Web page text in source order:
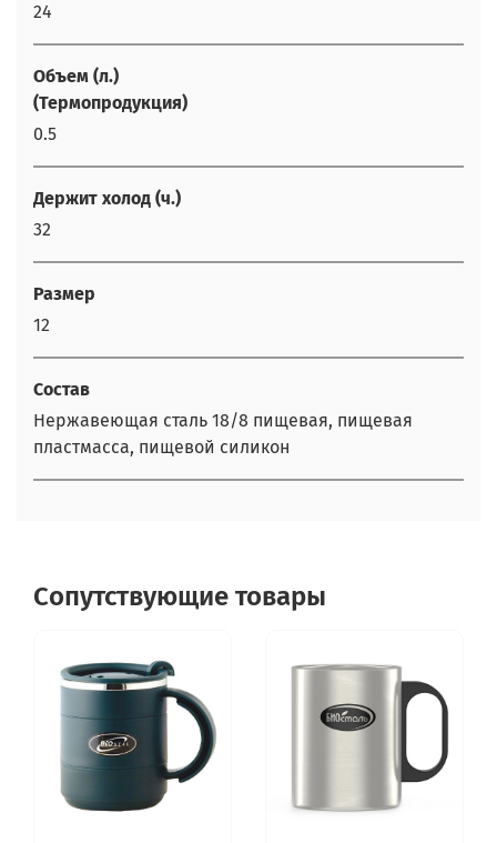
24
Объем (л.)
(Термопродукция)
0.5
Держит холод (ч.)
32
Размер
12
Состав
Нержавеющая сталь 18/8 пищевая, пищевая
пластмасса, пищевой силикон
Сопутствующие товары